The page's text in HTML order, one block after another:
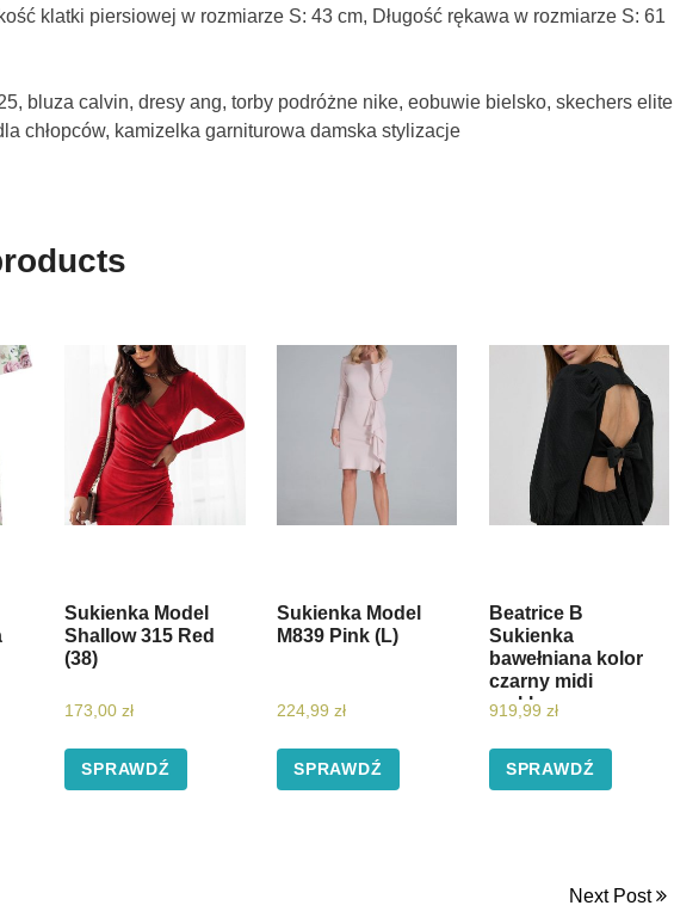
klatki piersiowej w rozmiarze S: 43 cm, Długość rękawa w rozmiarze S: 61
bluza calvin, dresy ang, torby podróżne nike, eobuwie bielsko, skechers elite
chłopców, kamizelka garniturowa damska stylizacje
Sukienka Model
Shallow 315 Red
(38)
173,00 zł
SPRAWDŹ
Sukienka Model
M839 Pink (L)
224,99 zł
SPRAWDŹ
Beatrice B
Sukienka
bawełniana kolor
czarny midi
rozkloszowana
919,99 zł
SPRAWDŹ
Next Post